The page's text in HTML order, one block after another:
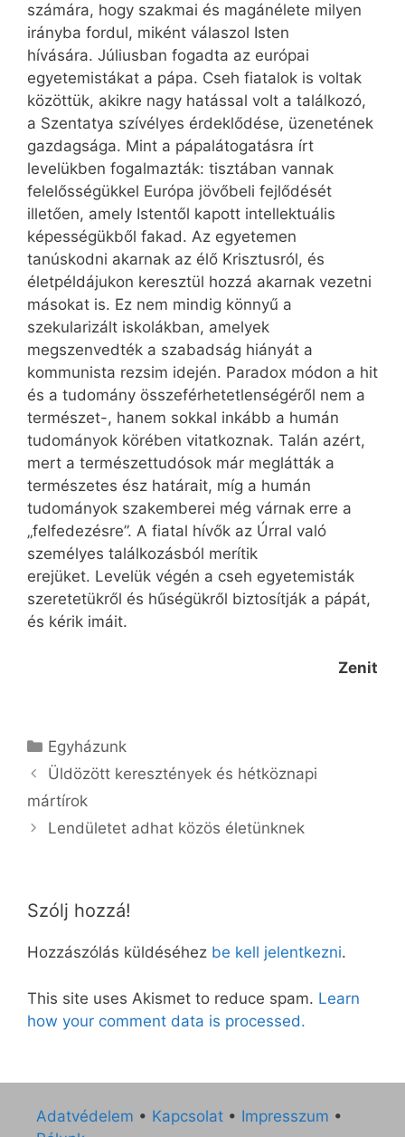
számára, hogy szakmai és magánélete milyen
irányba fordul, miként válaszol Isten
hívására. Júliusban fogadta az európai
egyetemistákat a pápa. Cseh fiatalok is voltak
közöttük, akikre nagy hatással volt a találkozó,
a Szentatya szívélyes érdeklődése, üzenetének
gazdagsága. Mint a pápalátogatásra írt
levelükben fogalmazták: tisztában vannak
felelősségükkel Európa jövőbeli fejlődését
illetően, amely Istentől kapott intellektuális
képességükből fakad. Az egyetemen
tanúskodni akarnak az élő Krisztusról, és
életpéldájukon keresztül hozzá akarnak vezetni
másokat is. Ez nem mindig könnyű a
szekularizált iskolákban, amelyek
megszenvedték a szabadság hiányát a
kommunista rezsim idején. Paradox módon a hit
és a tudomány összeférhetetlenségéről nem a
természet-, hanem sokkal inkább a humán
tudományok körében vitatkoznak. Talán azért,
mert a természettudósok már meglátták a
természetes ész határait, míg a humán
tudományok szakemberei még várnak erre a
„felfedezésre”. A fiatal hívők az Úrral való
személyes találkozásból merítik
erejüket. Levelük végén a cseh egyetemisták
szeretetükről és hűségükről biztosítják a pápát,
és kérik imáit.
Zenit
Kategória
Egyházunk
Üldözött keresztények és hétköznapi
mártírok
Lendületet adhat közös életünknek
Szólj hozzá!
Hozzászólás küldéséhez be kell jelentkezni.
This site uses Akismet to reduce spam. Learn
how your comment data is processed.
Adatvédelem • Kapcsolat • Impresszum •